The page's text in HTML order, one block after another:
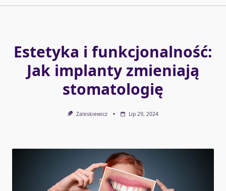
Estetyka i funkcjonalność:
Jak implanty zmieniają
stomatologię
Zaleskiewicz Lip 29, 2024